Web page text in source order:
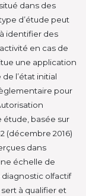
dans des
d’étude peut
identifier des
en cas de
une application
l’état initial
pour
étude, basée sur
(décembre 2016)
dans
échelle de
olfactif
à qualifier et